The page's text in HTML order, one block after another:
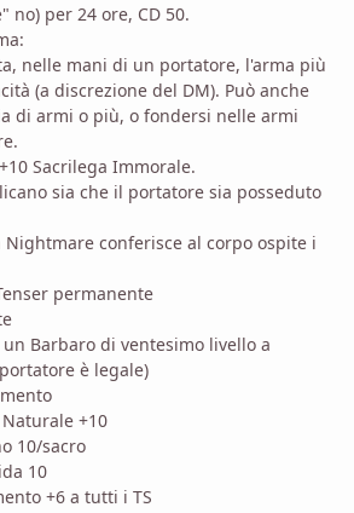
no) per 24 ore, CD 50.
nelle mani di un portatore, l'arma più
(a discrezione del DM). Può anche
di armi o più, o fondersi nelle armi
Sacrilega Immorale.
sia che il portatore sia posseduto
conferisce al corpo ospite i
permanente
Barbaro di ventesimo livello a
è legale)
+10
10/sacro
10
+6 a tutti i TS